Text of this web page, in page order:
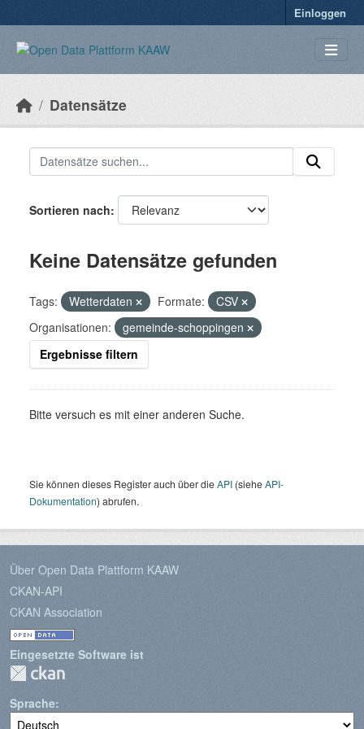
Einloggen
Datensätze
Sortieren nach
Keine Datensätze gefunden
Tags: Wetterdaten Formate:
CSV
Organisationen:
gemeinde-schoppingen
Ergebnisse filtern
Bitte versuch es mit einer anderen Suche.
Sie können dieses Register auch über dieAPI (sieheAPI-
Dokumentation) abrufen.
Über Open Data Plattform KAAW
CKAN-API
CKAN Association
Eingesetzte Software ist
Sprache